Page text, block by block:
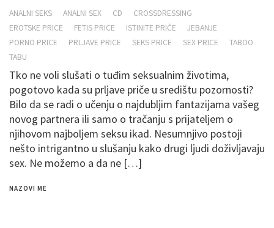
ANALNI SEKS ANALNI SEX CD
CROSSDRESSING
EROTSKE PRICE
FETIS PRICE ISTINITE PRIČE
JEBANJE
PORNO PRICE
PRLJAVE PRICE SEKS PRICE SEX PRICE
TABOO
TABU
Tko ne voli slušati o tuđim seksualnim životima,
pogotovo kada su prljave priče u središtu pozornosti?
Bilo da se radi o učenju o najdubljim fantazijama vašeg
novog partnera ili samo o tračanju s prijateljem o
njihovom najboljem seksu ikad. Nesumnjivo postoji
nešto intrigantno u slušanju kako drugi ljudi doživljavaju
sex. Ne možemo a da ne […]
NAZOVI ME